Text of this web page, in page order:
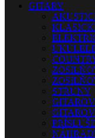
GITARY
STRUNY